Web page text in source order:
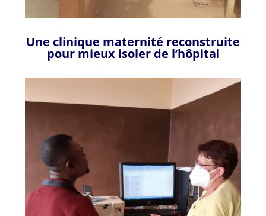
Une clinique maternité reconstruite
pour mieux isoler de l’hôpital